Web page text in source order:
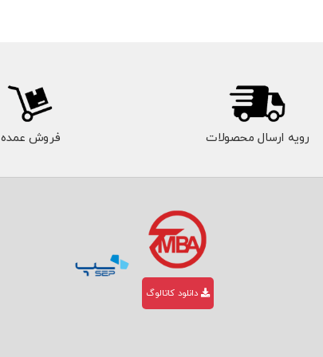
رویه ارسال محصولات فروش عمده
دانلود کاتالوگ